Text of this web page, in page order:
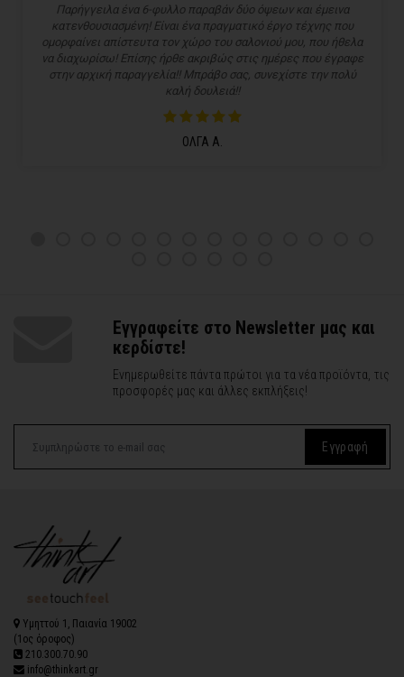
Παρήγγειλα ένα 6-φυλλο παραβάν δύο όψεων και έμεινα
κατενθουσιασμένη! Είναι ένα πραγματικό έργο τέχνης που
ομορφαίνει απίστευτα τον χώρο του σαλονιού μου, που ήθελα
να διαχωρίσω! Επίσης ήρθε ακριβώς στις ημέρες που έγραφε
στην αρχική παραγγελία!! Μπράβο σας, συνεχίστε την πολύ
καλή δουλειά!!
ΟΛΓΑ Α.
Εγγραφείτε στο Newsletter μας και
κερδίστε!
Ενημερωθείτε πάντα πρώτοι για τα νέα προϊόντα, τις
προσφορές μας και άλλες εκπλήξεις!
Εγγραφή
Υμηττού 1, Παιανία 19002
(1ος όροφος)
210.300.70.90
info@thinkart.gr